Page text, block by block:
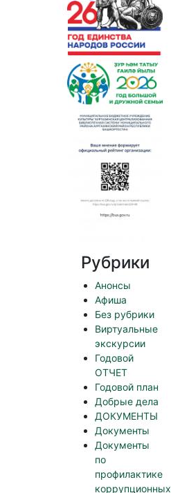
Рубрики
Анонсы
Афиша
Без рубрики
Виртуальные
экскурсии
Годовой
ОТЧЕТ
Годовой план
Добрые дела
ДОКУМЕНТЫ
Документы
Документы
по
профилактике
коррупционных